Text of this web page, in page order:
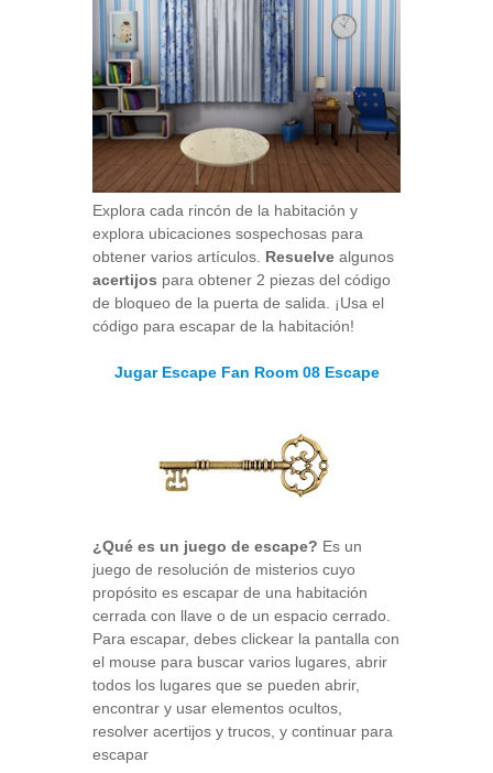
Explora cada rincón de la habitación y
explora ubicaciones sospechosas para
obtener varios artículos. Resuelve algunos
acertijos para obtener 2 piezas del código
de bloqueo de la puerta de salida. ¡Usa el
código para escapar de la habitación!
Jugar Escape Fan Room 08 Escape
¿Qué es un juego de escape? Es un
juego de resolución de misterios cuyo
propósito es escapar de una habitación
cerrada con llave o de un espacio cerrado.
Para escapar, debes clickear la pantalla con
el mouse para buscar varios lugares, abrir
todos los lugares que se pueden abrir,
encontrar y usar elementos ocultos,
resolver acertijos y trucos, y continuar para
escapar